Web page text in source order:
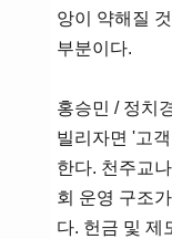
앙이 약해질
부분이다.
홍승민 / 정치
빌리자면 '고
한다. 천주교
회 운영 구조
다. 헌금 및 제